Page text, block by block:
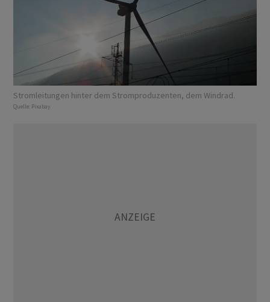
Stromleitungen hinter dem Stromproduzenten, dem Windrad.
Quelle: Pixabay